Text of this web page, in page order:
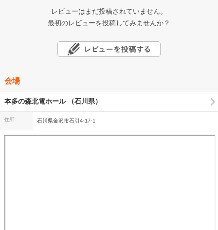
レビューはまだ投稿されていません。
最初のレビューを投稿してみませんか？
会場
本多の森北電ホール （石川県）
住所 石川県金沢市石引4-17-1